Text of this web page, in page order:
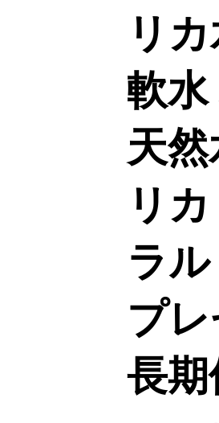
リ
軟
天
リ
ラ
プ
長期